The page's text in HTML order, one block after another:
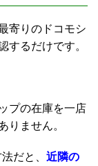
寄りのドコモシ
するだけです。
プの在庫を一店
りません。
だと、 近隣の